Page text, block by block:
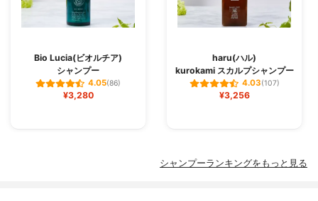
Bio Lucia(ビオルチア)
シャンプー
4.05(86)
¥3,280
haru(ハル)
kurokami スカルプシャンプー
4.03(107)
¥3,256
シャンプーランキングをもっと見る